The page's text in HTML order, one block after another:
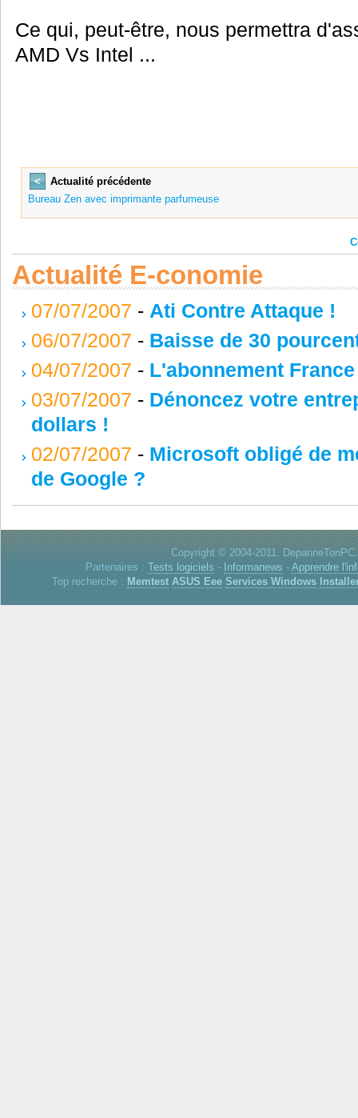
Ce qui, peut-être, nous permettra
AMD Vs Intel ...
<
Actualité précédente
Bureau Zen avec imprimante parfumeuse
Actualité E-conomie
07/07/2007 - Ati Contre Attaque !
06/07/2007 - Baisse de 30
04/07/2007 - L'abonnement
03/07/2007 - Dénoncez votre
dollars !
02/07/2007 - Microsoft obligé de
de Google ?
Copyright © 2004-2011.
Partenaires : Tests logiciels - Informanews - Apprendre
Top recherche : Memtest ASUS Eee Services Windows